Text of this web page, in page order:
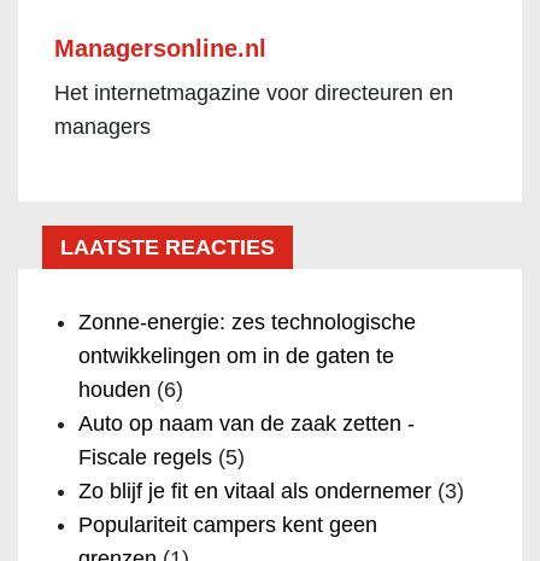
Managersonline.nl
Het internetmagazine voor directeuren en
managers
LAATSTE REACTIES
Zonne-energie: zes technologische
ontwikkelingen om in de gaten te
houden (6)
Auto op naam van de zaak zetten -
Fiscale regels (5)
Zo blijf je fit en vitaal als ondernemer (3)
Populariteit campers kent geen